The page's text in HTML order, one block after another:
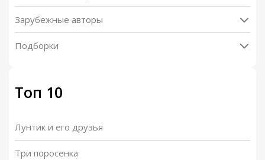
Зарубежные авторы
Подборки
Топ 10
Лунтик и его друзья
Три поросенка